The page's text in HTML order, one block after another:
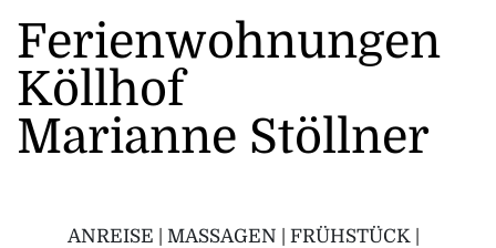
Ferienwohnungen
Köllhof
Marianne Stöllner
ANREISE | MASSAGEN | FRÜHSTÜCK |